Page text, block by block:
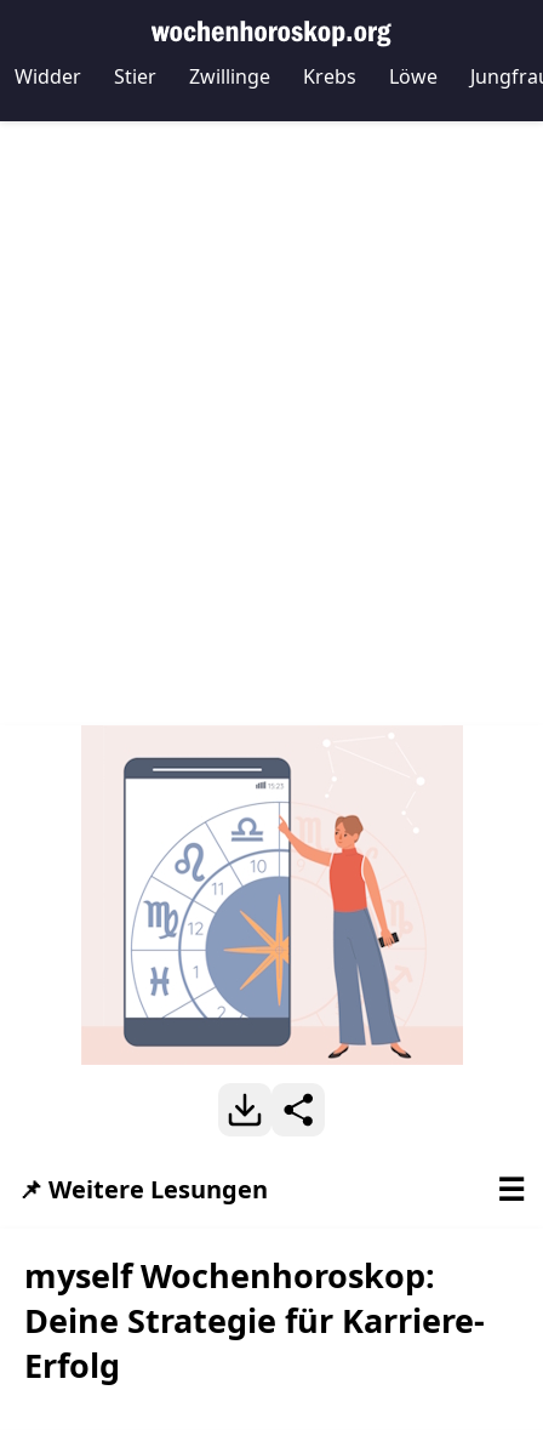
Widder Stier Zwillinge Krebs Löwe
myself Wochenhoroskop:
Deine Strategie für Karriere-
Erfolg
📌 Weitere Lesungen ☰